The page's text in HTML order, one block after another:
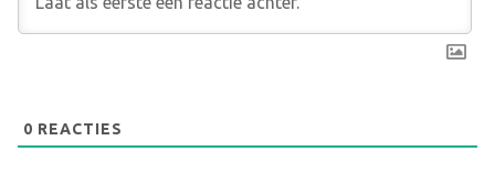
0 REACTIES